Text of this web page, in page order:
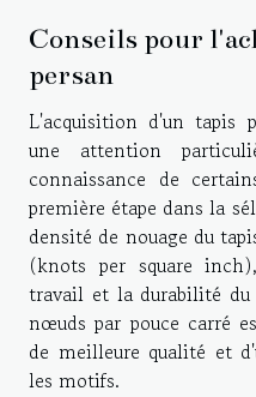
Conseils pour
persan
L'acquisition d'un tapis
une attention
connaissance de
première étape dans la
densité de nouage du
(knots per square
travail et la durabilité du
nœuds par pouce carré
de meilleure qualité et
les motifs.